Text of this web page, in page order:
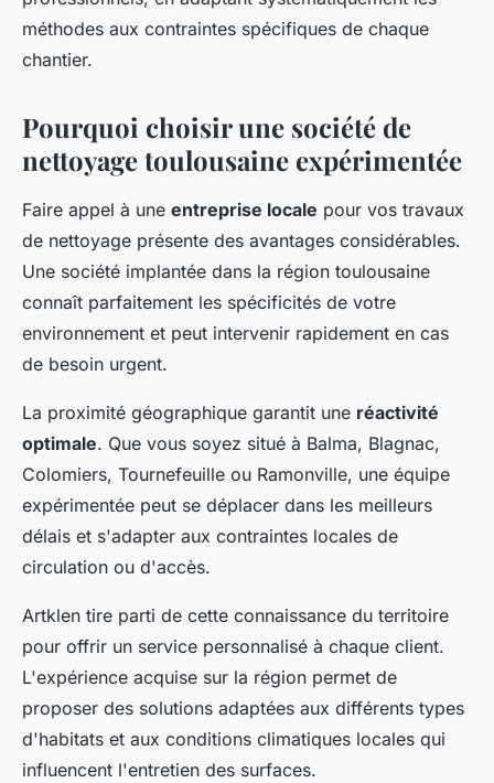
méthodes aux contraintes spécifiques de chaque
chantier.
Pourquoi choisir une société de
nettoyage toulousaine expérimentée
Faire appel à une entreprise locale pour vos travaux
de nettoyage présente des avantages considérables.
Une société implantée dans la région toulousaine
connaît parfaitement les spécificités de votre
environnement et peut intervenir rapidement en cas
de besoin urgent.
La proximité géographique garantit une réactivité
optimale. Que vous soyez situé à Balma, Blagnac,
Colomiers, Tournefeuille ou Ramonville, une équipe
expérimentée peut se déplacer dans les meilleurs
délais et s'adapter aux contraintes locales de
circulation ou d'accès.
Artklen tire parti de cette connaissance du territoire
pour offrir un service personnalisé à chaque client.
L'expérience acquise sur la région permet de
proposer des solutions adaptées aux différents types
d'habitats et aux conditions climatiques locales qui
influencent l'entretien des surfaces.